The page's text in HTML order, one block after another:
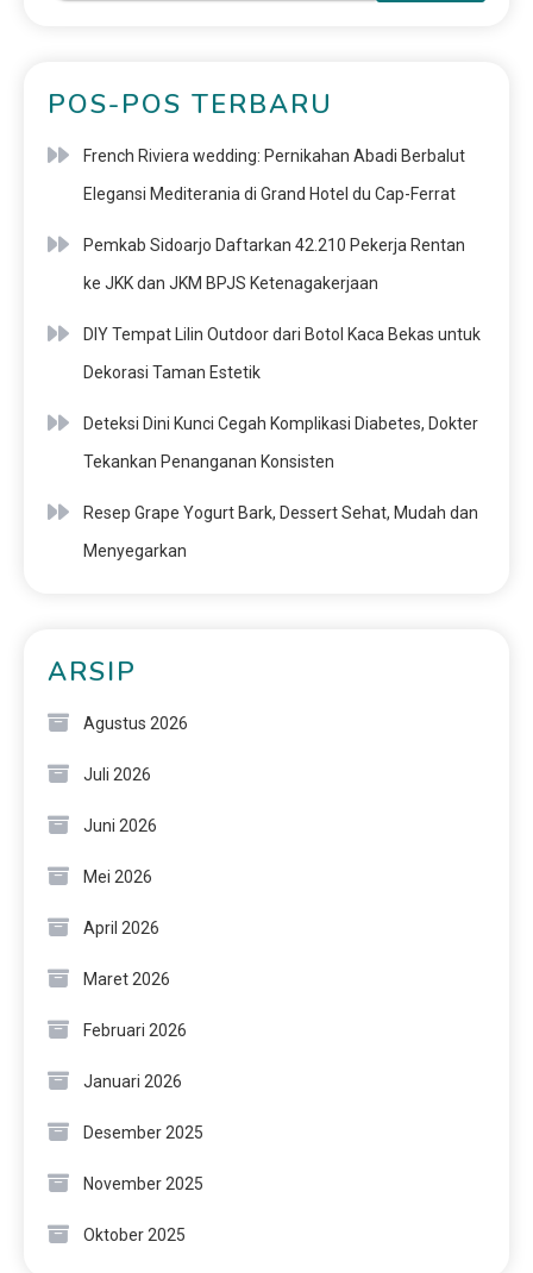
POS-POS TERBARU
French Riviera wedding: Pernikahan Abadi Berbalut
Elegansi Mediterania di Grand Hotel du Cap-Ferrat
Pemkab Sidoarjo Daftarkan 42.210 Pekerja Rentan
ke JKK dan JKM BPJS Ketenagakerjaan
DIY Tempat Lilin Outdoor dari Botol Kaca Bekas untuk
Dekorasi Taman Estetik
Deteksi Dini Kunci Cegah Komplikasi Diabetes, Dokter
Tekankan Penanganan Konsisten
Resep Grape Yogurt Bark, Dessert Sehat, Mudah dan
Menyegarkan
ARSIP
Agustus 2026
Juli 2026
Juni 2026
Mei 2026
April 2026
Maret 2026
Februari 2026
Januari 2026
Desember 2025
November 2025
Oktober 2025